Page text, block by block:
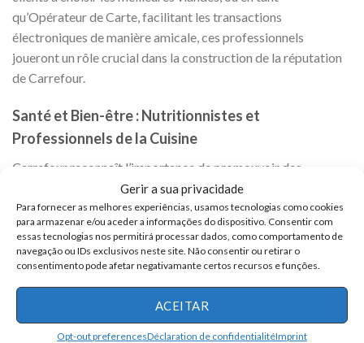
Gerir a sua privacidade
Para fornecer as melhores experiências, usamos tecnologias como cookies
para armazenar e/ou aceder a informações do dispositivo. Consentir com
essas tecnologias nos permitirá processar dados, como comportamento de
navegação ou IDs exclusivos neste site. Não consentir ou retirar o
consentimento pode afetar negativamante certos recursos e funções.
ACEITAR
Opt-out preferencesDéclaration de confidentialitéImprint
qu’Opérateur de Carte, facilitant les transactions
électroniques de manière amicale, ces professionnels
joueront un rôle crucial dans la construction de la réputation
de Carrefour.
Santé et Bien-être : Nutritionnistes et
Professionnels de la Cuisine
Carrefour reconnaît l’importance de promouvoir des
habitudes alimentaires saines et savoureuses. Avec 50 postes
dédiés à la santé et au bien-être, l’entreprise recrute des
nutritionnistes pour fournir des conseils sur des choix
alimentaires conscients. De plus, les professionnels de la
cuisine, tels que les Cuisiniers et les Assistants de Cuisine,
joueront un rôle vital dans la préparation de repas délicieux et